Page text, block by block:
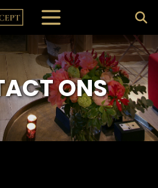
ONS